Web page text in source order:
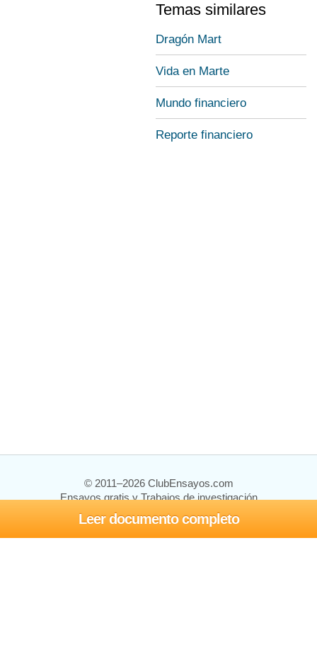
Leer documento completo
Temas similares
Dragón Mart
Vida en Marte
Mundo financiero
Reporte financiero
© 2011–2026 ClubEnsayos.com
Ensayos gratis y Trabajos de investigación